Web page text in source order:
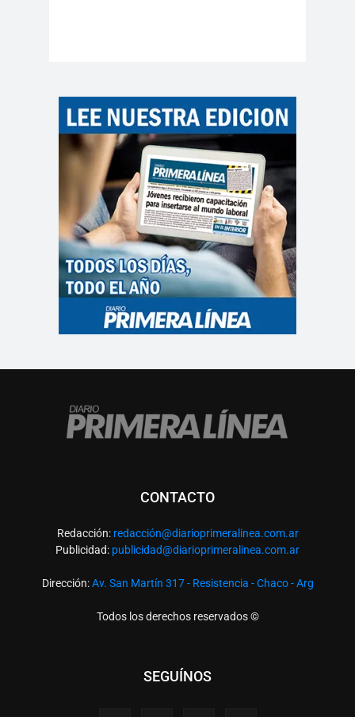
CONTACTO
Redacción: redacción@diarioprimeralinea.com.ar
Publicidad: publicidad@diarioprimeralinea.com.ar
Dirección:Av. San Martín 317 - Resistencia - Chaco - Arg
Todos los derechos reservados ©
SEGUÍNOS